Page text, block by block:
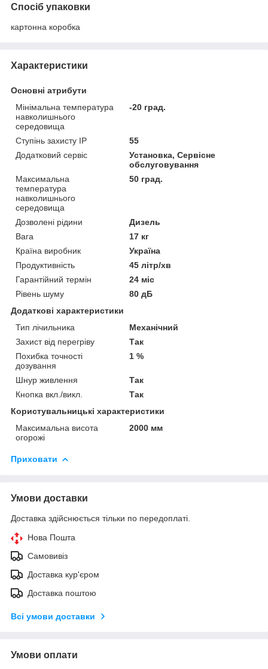
Спосіб упаковки
картонна коробка
Характеристики
Основні атрибути
Мінімальна температура
навколишнього
середовища
-20 град.
Ступінь захисту IP
55
Додатковий сервіс
Установка, Сервісне
обслуговування
Максимальна
температура
навколишнього
середовища
50 град.
Дозволені рідини
Дизель
Вага
17 кг
Країна виробник
Україна
Продуктивність
45 літр/хв
Гарантійний термін
24 міс
Рівень шуму
80 дБ
Додаткові характеристики
Тип лічильника
Механічний
Захист від перегріву
Так
Похибка точності
дозування
1 %
Шнур живлення
Так
Кнопка вкл./викл.
Так
Користувальницькі характеристики
Максимальна висота
огорожі
2000 мм
Приховати
Умови доставки
Доставка здійснюється тільки по передоплаті.
Нова Пошта
Самовивіз
Доставка кур'єром
Доставка поштою
Всі умови доставки
Умови оплати